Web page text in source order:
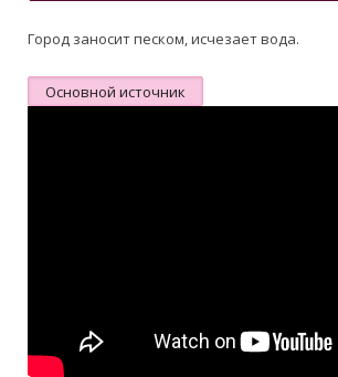
Город заносит песком, исчезает вода.
Основной источник